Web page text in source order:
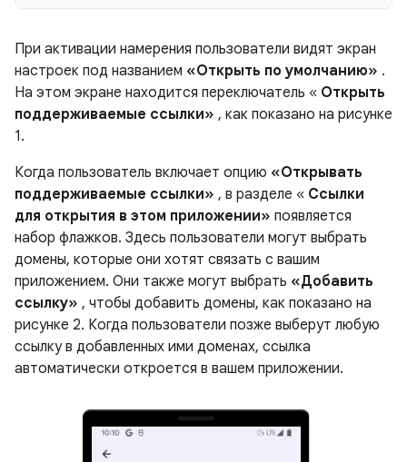
При активации намерения пользователи видят экран
настроек под названием «Открыть по умолчанию» .
На этом экране находится переключатель « Открыть
поддерживаемые ссылки» , как показано на рисунке
1.
Когда пользователь включает опцию «Открывать
поддерживаемые ссылки» , в разделе « Ссылки
для открытия в этом приложении» появляется
набор флажков. Здесь пользователи могут выбрать
домены, которые они хотят связать с вашим
приложением. Они также могут выбрать «Добавить
ссылку» , чтобы добавить домены, как показано на
рисунке 2. Когда пользователи позже выберут любую
ссылку в добавленных ими доменах, ссылка
автоматически откроется в вашем приложении.